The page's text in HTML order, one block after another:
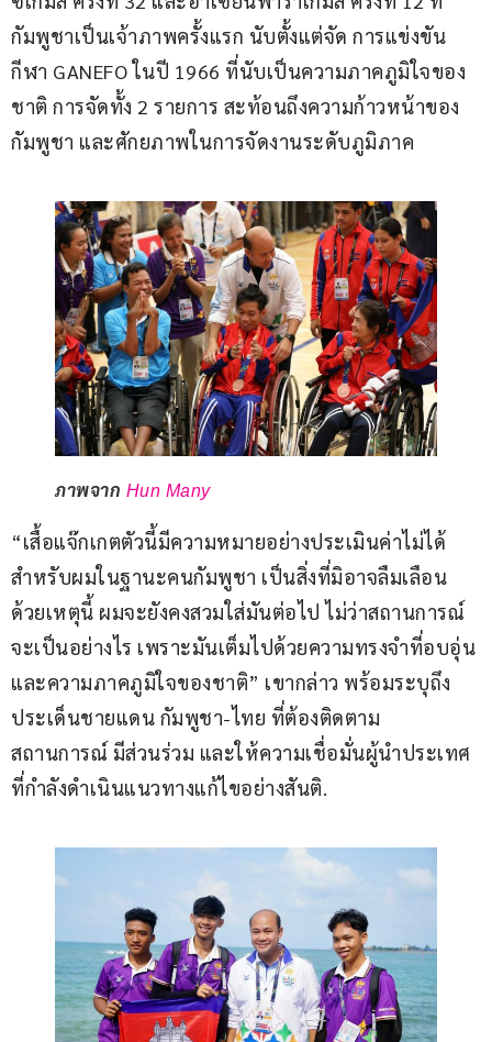
กัมพูชาเป็นเจ้าภาพครั้งแรก นับตั้งแต่จัด การแข่งขัน
กีฬา GANEFO ในปี 1966 ที่นับเป็นความภาคภูมิใจของ
ชาติ การจัดทั้ง 2 รายการ สะท้อนถึงความก้าวหน้าของ
กัมพูชา และศักยภาพในการจัดงานระดับภูมิภาค
ภาพจาก Hun Many
“เสื้อแจ๊กเกตตัวนี้มีความหมายอย่างประเมินค่าไม่ได้
สำหรับผมในฐานะคนกัมพูชา เป็นสิ่งที่มิอาจลืมเลือน
ด้วยเหตุนี้ ผมจะยังคงสวมใส่มันต่อไป ไม่ว่าสถานการณ์
จะเป็นอย่างไร เพราะมันเต็มไปด้วยความทรงจำที่อบอุ่น
และความภาคภูมิใจของชาติ” เขากล่าว พร้อมระบุถึง
ประเด็นชายแดน กัมพูชา-ไทย ที่ต้องติดตาม
สถานการณ์ มีส่วนร่วม และให้ความเชื่อมั่นผู้นำประเทศ
ที่กำลังดำเนินแนวทางแก้ไขอย่างสันติ.